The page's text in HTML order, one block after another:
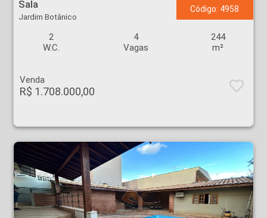
Sala
Jardim Botânico
Código: 4958
2
W.C.
4
Vagas
244
m²
Venda
R$ 1.708.000,00